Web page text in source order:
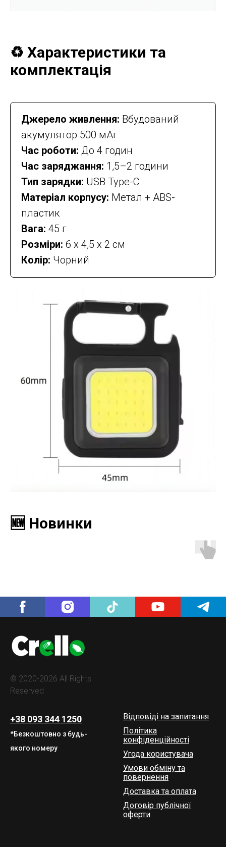
♻️ Характеристики та
комплектація
Джерело живлення: Вбудований
акумулятор 500 мАг
Час роботи: До 4 годин
Час заряджання: 1,5–2 години
Тип зарядки: USB Type-C
Матеріал корпусу: Метал + ABS-
пластик
Вага: 45 г
Розміри: 6 x 4,5 x 2 см
Колір: Чорний
🆕 Новинки
© 2020-2026 All Rights
Reserved
+38 093 344 1250
*Безкоштовно з будь-
якого номеру
Відповіді на запитання
Політика
конфіденційності
Угода користувача
Умови обміну та
повернення
Доставка та оплата
Договір публічної
оферти